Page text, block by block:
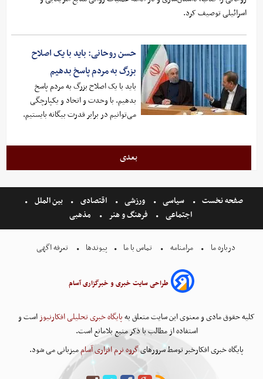
اسرائیلی توصیف کرد.
حسن روحانی: باید با یک اصلاح
بزرگ به مردم پاسخ بدهیم
باید با یک اصلاح بزرگ به مردم پاسخ
بدهیم. با وحدت و اتحاد و یکپارچگی
می‌توانیم در برابر قدرت بیگانه بایستیم.
بعدی
صفحه نخست سیاسی ورزشی اقتصادی
بین الملل
اجتماعی
فرهنگ و هنر مذهبی
درباره ما مرامنامه تماس با ما پیوندها تعرفه اگهی
طراحی سایت خبری و خبرگزاری آسام
کلیه حقوق مادی و معنوی این سایت متعلق بهپایگاه خبری تحلیلی افکارنیوزاست و
استفاده از مطالب با ذکر منبع بلامانع است.
پایگاه خبری افکارخبر توسط سرورهایگروه نرم افزاری آساممیزبانی می شود.